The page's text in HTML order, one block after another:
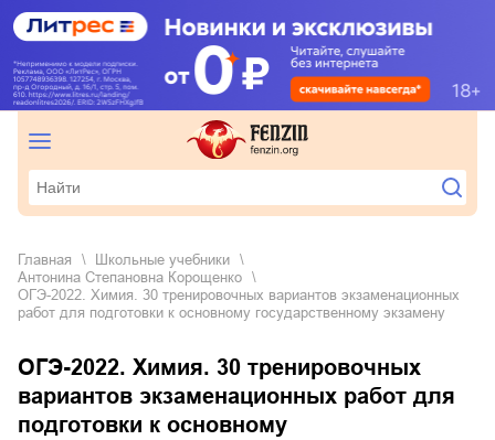
Главная
школьные учебники
Антонина Степановна Корощенко
ОГЭ-2022. Химия. 30 тренировочных вариантов экзаменационных
работ для подготовки к основному государственному экзамену
ОГЭ-2022. Химия. 30 тренировочных
вариантов экзаменационных работ для
подготовки к основному